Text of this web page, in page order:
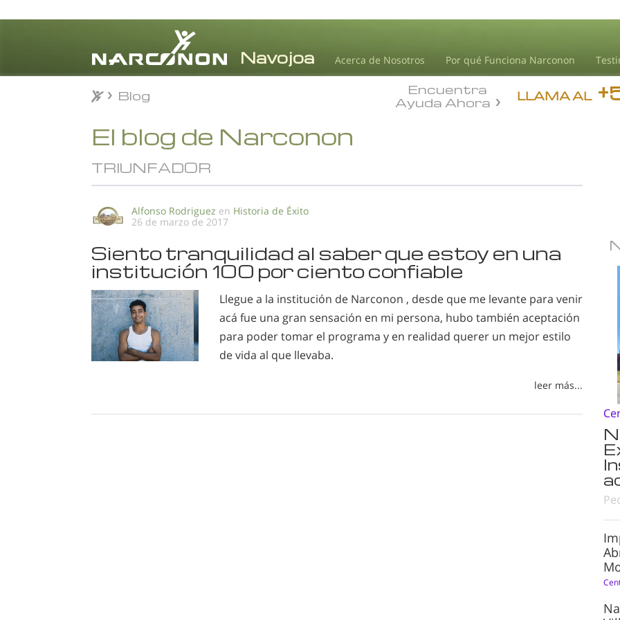
Acerca de Nosotros Por qué Funciona Narconon
LLAMA AL
Encuentra
Ayuda Ahora
Blog
El blog de Narconon
TRIUNFADOR
Alfonso Rodriguez en Historia de Éxito
26 de marzo de 2017
Siento tranquilidad al saber que estoy en una
institución 100 por ciento confiable
Llegue a la institución de Narconon , desde que me levante para venir
acá fue una gran sensación en mi persona, hubo también aceptación
para poder tomar el programa y en realidad querer un mejor estilo
de vida al que llevaba.
leer más...
Blog